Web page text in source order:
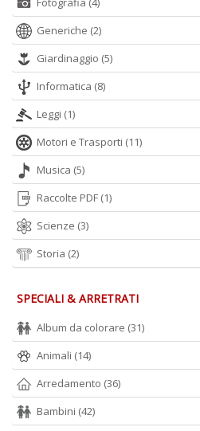
Generiche (2)
Giardinaggio (5)
Informatica (8)
Leggi (1)
Motori e Trasporti (11)
Musica (5)
Raccolte PDF (1)
Scienze (3)
Storia (2)
SPECIALI & ARRETRATI
Album da colorare (31)
Animali (14)
Arredamento (36)
Bambini (42)